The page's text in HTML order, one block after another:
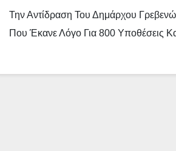
Την Αντίδραση Του Δημάρχου
Που Έκανε Λόγο Για 800 Υποθέσεις